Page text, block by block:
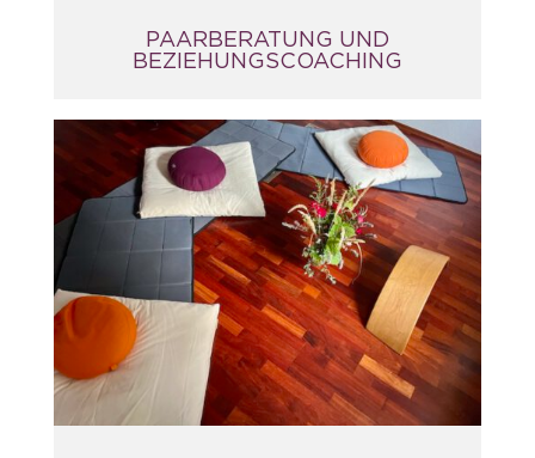
PAARBERATUNG UND
BEZIEHUNGSCOACHING